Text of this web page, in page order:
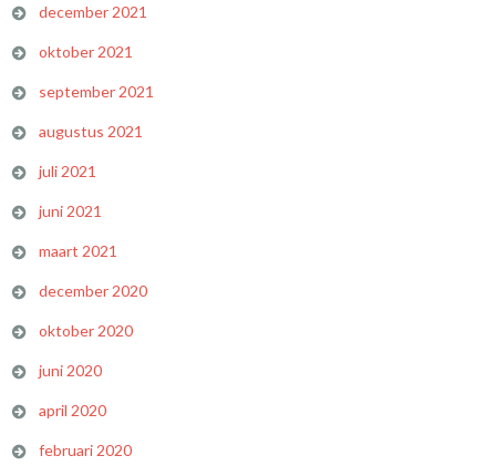
december 2021
oktober 2021
september 2021
augustus 2021
juli 2021
juni 2021
maart 2021
december 2020
oktober 2020
juni 2020
april 2020
februari 2020